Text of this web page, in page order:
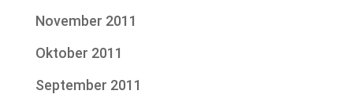
November 2011
Oktober 2011
September 2011